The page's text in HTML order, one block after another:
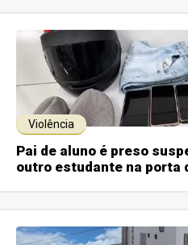
Violência
Pai de aluno é preso
outro estudante na porta